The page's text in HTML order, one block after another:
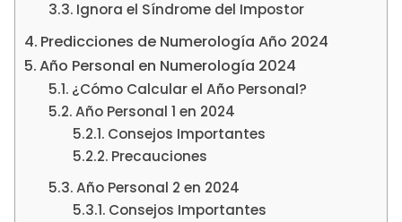
Ignora el Síndrome del Impostor
Predicciones de Numerología Año 2024
Año Personal en Numerología 2024
¿Cómo Calcular el Año Personal?
Año Personal 1 en 2024
Consejos Importantes
Precauciones
Año Personal 2 en 2024
Consejos Importantes